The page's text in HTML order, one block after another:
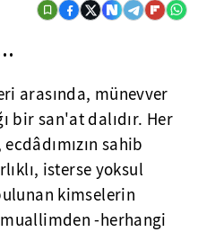
arasında, münevver
bir san'at dalıdır. Her
sahib
isterse yoksul
kimselerin
-herhangi